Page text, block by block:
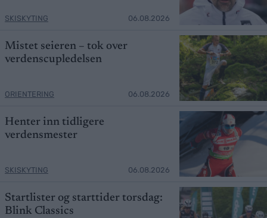
SKISKYTING 06.08.2026
Mistet seieren – tok over
verdenscupledelsen
ORIENTERING 06.08.2026
Henter inn tidligere
verdensmester
SKISKYTING 06.08.2026
Startlister og starttider torsdag:
Blink Classics